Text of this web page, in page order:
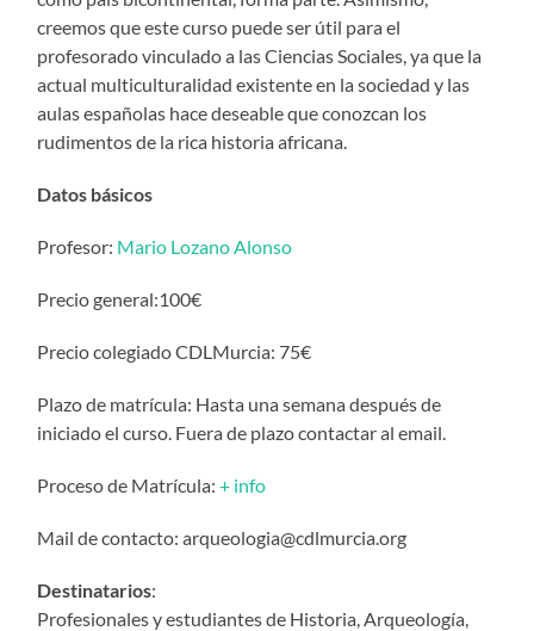
creemos que este curso puede ser útil para el
profesorado vinculado a las Ciencias Sociales, ya que la
actual multiculturalidad existente en la sociedad y las
aulas españolas hace deseable que conozcan los
rudimentos de la rica historia africana.
Datos básicos
Profesor: Mario Lozano Alonso
Precio general:100€
Precio colegiado CDLMurcia: 75€
Plazo de matrícula: Hasta una semana después de
iniciado el curso. Fuera de plazo contactar al email.
Proceso de Matrícula:+ info
Mail de contacto: arqueologia@cdlmurcia.org
Destinatarios:
Profesionales y estudiantes de Historia, Arqueología,